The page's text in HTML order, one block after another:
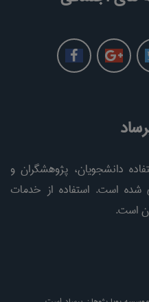
دانشجویان، پژوهشگران و
است. استفاده از خدمات
است.